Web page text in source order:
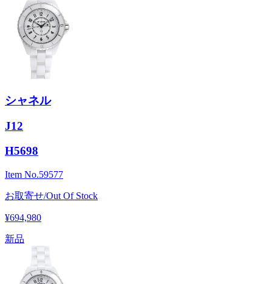
シャネル
J12
H5698
Item No.59577
お取寄せ/Out Of Stock
¥694,980
新品